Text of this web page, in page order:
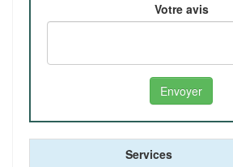
Votre avis
Services